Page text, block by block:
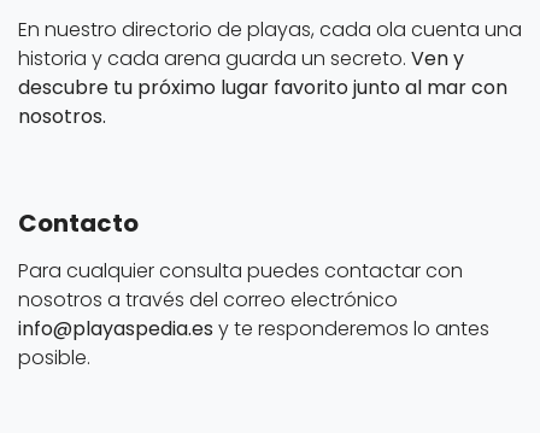
En nuestro directorio de playas, cada ola cuenta una
historia y cada arena guarda un secreto. Ven y
descubre tu próximo lugar favorito junto al mar con
nosotros.
Contacto
Para cualquier consulta puedes contactar con
nosotros a través del correo electrónico
info@playaspedia.es y te responderemos lo antes
posible.